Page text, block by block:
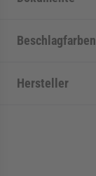
Beschlagfarben
Hersteller